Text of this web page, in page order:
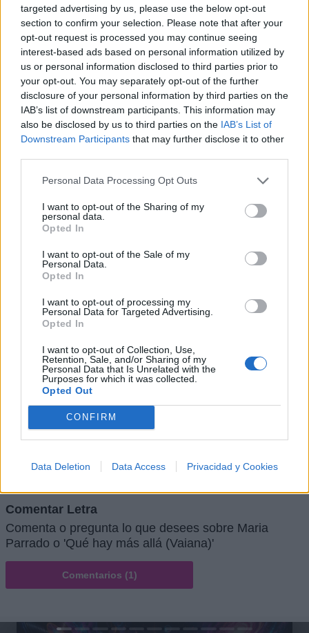
targeted advertising by us, please use the below opt-out
section to confirm your selection. Please note that after your
opt-out request is processed you may continue seeing
interest-based ads based on personal information utilized by
us or personal information disclosed to third parties prior to
your opt-out. You may separately opt-out of the further
disclosure of your personal information by third parties on the
IAB’s list of downstream participants. This information may
also be disclosed by us to third parties on the IAB’s List of
Downstream Participants that may further disclose it to other
Personal Data Processing Opt Outs
I want to opt-out of the Sharing of my
personal data.
Opted In
I want to opt-out of the Sale of my
Personal Data.
Opted In
I want to opt-out of processing my
Personal Data for Targeted Advertising.
Opted In
I want to opt-out of Collection, Use,
Retention, Sale, and/or Sharing of my
Personal Data that Is Unrelated with the
Purposes for which it was collected.
Opted Out
CONFIRM
Data Deletion Data Access Privacidad y Cookies
Ranking de Maria Parrado
Maria Parradono está entre los 500 artistas más
apoyados y visitados de esta semana.
¿Apoyar a Maria Parrado?
33 4
+ Letras de Pop
Comentar Letra
Comenta o pregunta lo que desees sobre Maria
Parrado o 'Qué hay más allá (Vaiana)'
Comentarios (1)